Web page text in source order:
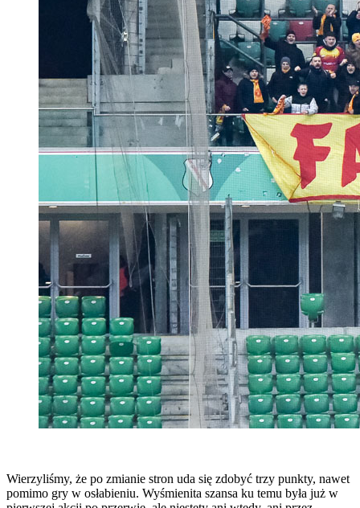
Wierzyliśmy, że po zmianie stron uda się zdobyć trzy punkty, nawet
pomimo gry w osłabieniu. Wyśmienita szansa ku temu była już w